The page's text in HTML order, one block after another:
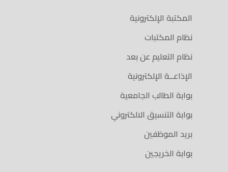
المكتبة الإلكترونية
نظام المكتبات
نظام التعليم عن بعد
الإذاعــة الإلكترونية
بوابة الطالب الجامعية
بوابة التنسيق الالكتروني
بريد الموظفين
بوابة الخريجين